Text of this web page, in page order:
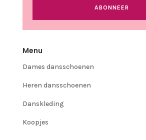
ABONNEER
Menu
Dames dansschoenen
Heren dansschoenen
Danskleding
Koopjes